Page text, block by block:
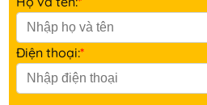
Điện thoại:*